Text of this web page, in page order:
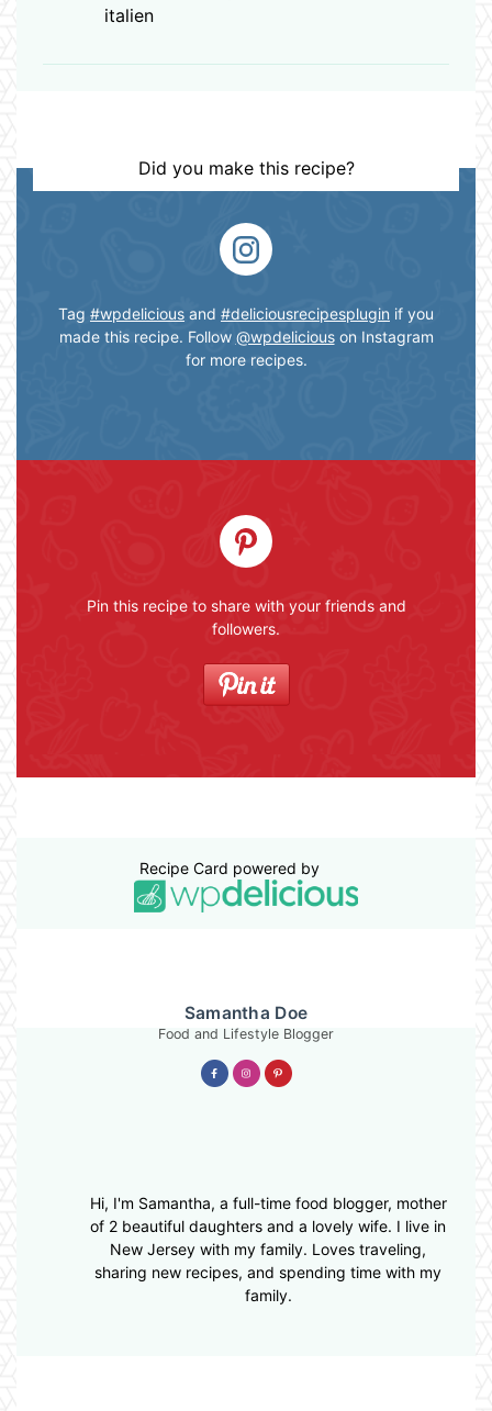
italien
Did you make this recipe?
Tag #wpdelicious and #deliciousrecipesplugin if you
made this recipe. Follow @wpdeliciouson Instagram
for more recipes.
Pin this recipe to share with your friends and
followers.
Recipe Card powered by
Samantha Doe
Food and Lifestyle Blogger
Hi, I'm Samantha, a full-time food blogger, mother
of 2 beautiful daughters and a lovely wife. I live in
New Jersey with my family. Loves traveling,
sharing new recipes, and spending time with my
family.